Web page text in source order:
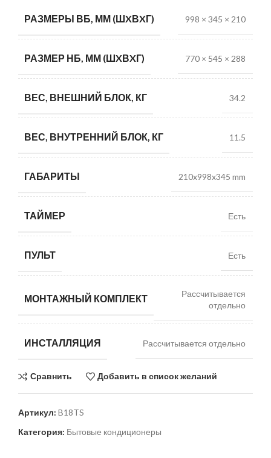
РАЗМЕРЫ ВБ, ММ (ШXВXГ) 998 × 345 × 210
РАЗМЕР НБ, ММ (ШXВXГ) 770 × 545 × 288
ВЕС, ВНЕШНИЙ БЛОК, КГ 34.2
ВЕС, ВНУТРЕННИЙ БЛОК, КГ 11.5
ГАБАРИТЫ 210x998x345 mm
ТАЙМЕР Есть
ПУЛЬТ Есть
МОНТАЖНЫЙ КОМПЛЕКТ
Рассчитывается
отдельно
ИНСТАЛЛЯЦИЯ Рассчитывается отдельно
Сравнить Добавить в список желаний
Артикул: B18TS
Категория: Бытовые кондиционеры